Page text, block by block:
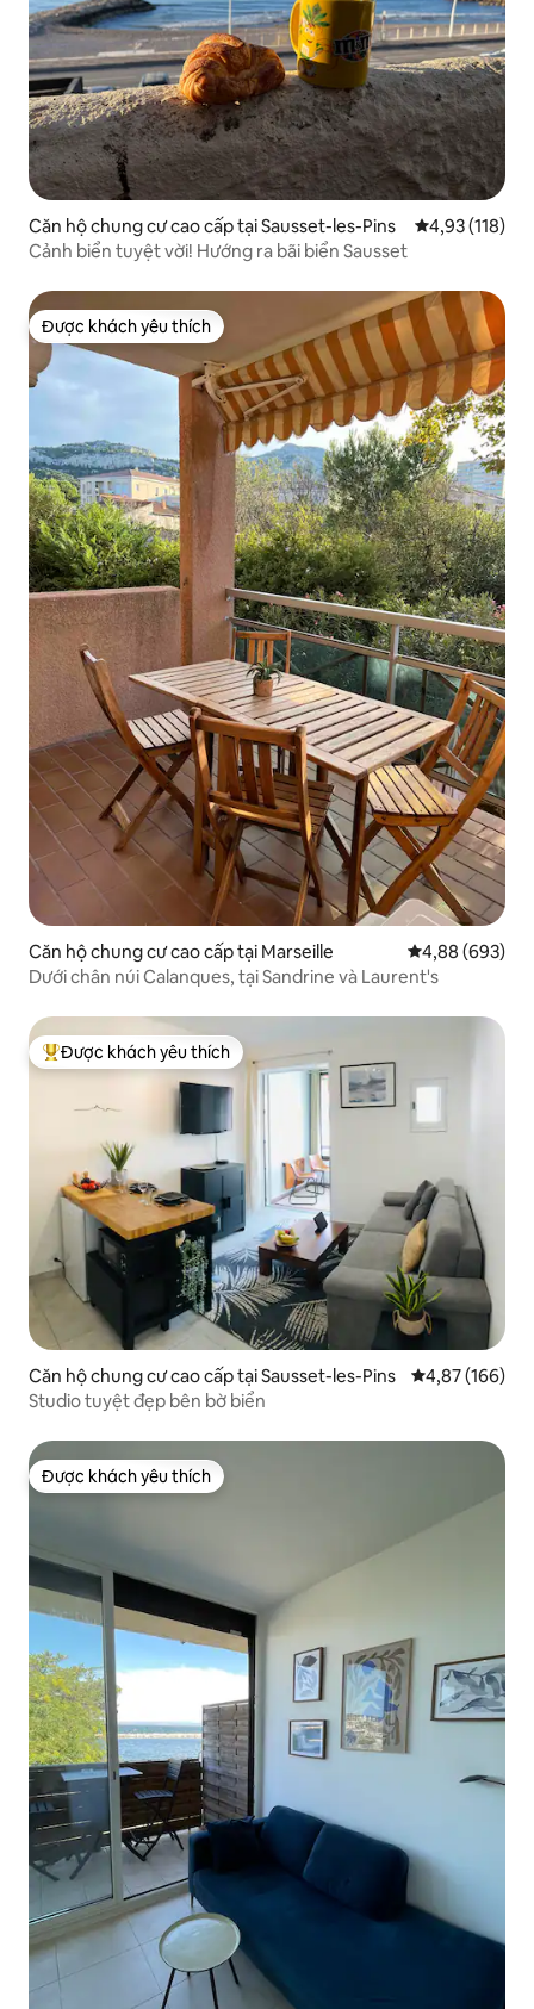
Căn hộ chung cư cao cấp tại Sausset-les-Pins Xếp hạng
4,93 (118)
Cảnh biển tuyệt vời! Hướng ra bãi biển Sausset
Được khách yêu thích
Được khách yêu thích
Căn hộ chung cư cao cấp tại Marseille Xếp hạng
4,88 (693)
Dưới chân núi Calanques, tại Sandrine và Laurent's
Được khách yêu thích nhất
Được khách yêu thích
Căn hộ chung cư cao cấp tại Sausset-les-Pins Xếp hạng
4,87 (166)
Studio tuyệt đẹp bên bờ biển
Được khách yêu thích
Được khách yêu thích